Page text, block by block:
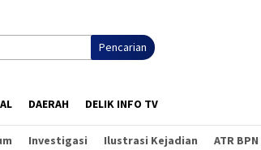
Pencarian
DAERAH DELIK INFO TV
Investigasi Ilustrasi Kejadian ATR BPN